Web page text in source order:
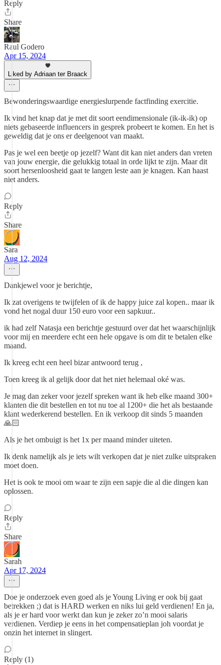
Reply
Share
Raul Godero
Apr 15, 2024
Liked by Adriaan ter Braack
Bewonderingswaardige energieslurpende factfinding exercitie.
Ik vind het knap dat je met dit soort eendimensionale (ik-ik-ik) op
niets gebaseerde influencers in gesprek probeert te komen. En het is
geweldig dat je ons er deelgenoot van maakt.
Pas je wel een beetje op jezelf? Want dit kan niet anders dan vreten
van jouw energie, die gelukkig totaal in orde lijkt te zijn. Maar dit
soort hersenloosheid gaat te langen leste aan je knagen. Kan haast
niet anders.
Reply
Share
Sara
Aug 12, 2024
Dankjewel voor je berichtje,
Ik zat overigens te twijfelen of ik de happy juice zal kopen.. maar ik
vond het nogal duur 150 euro voor een sapkuur..
ik had zelf Natasja een berichtje gestuurd over dat het waarschijnlijk
voor mij en meerdere echt een hele opgave is om dit te betalen elke
maand.
Ik kreeg echt een heel bizar antwoord terug ,
Toen kreeg ik al gelijk door dat het niet helemaal oké was.
Je mag dan zeker voor jezelf spreken want ik heb elke maand 300+
klanten die dit bestellen en tot nu toe al 1200+ die het als bestaande
klant wederkerend bestellen. En ik verkoop dit sinds 5 maanden
🙏🏻
Als je het ombuigt is het 1x per maand minder uiteten.
Ik denk namelijk als je iets wilt verkopen dat je niet zulke uitspraken
moet doen.
Het is ook te mooi om waar te zijn een sapje die al die dingen kan
oplossen.
Reply
Share
Sarah
Apr 17, 2024
Doe je onderzoek even goed als je Young Living er ook bij gaat
betrekken ;) dat is HARD werken en niks lui geld verdienen! En ja,
als je er hard voor werkt dan kun je zeker zo’n mooi salaris
verdienen. Verdiep je eens in het compensatieplan joh voordat je
onzin het internet in slingert.
Reply (1)